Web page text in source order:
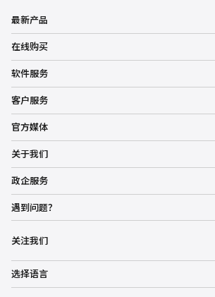
最新产品
在线购买
软件服务
客户服务
官方媒体
关于我们
政企服务
遇到问题？
关注我们
选择语言